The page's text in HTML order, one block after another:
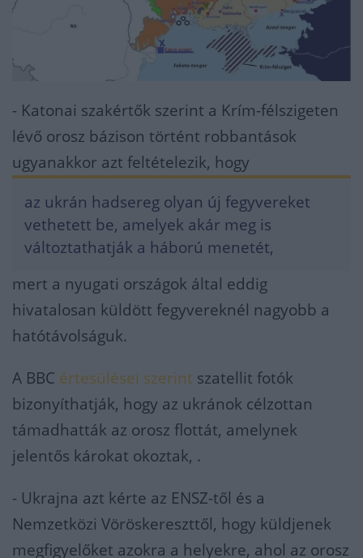
- Katonai szakértők szerint a Krím-félszigeten
lévő orosz bázison történt robbantások
ugyanakkor azt feltételezik, hogy
az ukrán hadsereg olyan új fegyvereket
vethetett be, amelyek akár meg is
változtathatják a háború menetét,
mert a nyugati országok által eddig
hivatalosan küldött fegyvereknél nagyobb a
hatótávolságuk.
A BBC értesülései szerint szatellit fotók
bizonyíthatják, hogy az ukránok célzottan
támadhatták az orosz flottát, amelynek
jelentős károkat okoztak, .
- Ukrajna azt kérte az ENSZ-től és a
Nemzetközi Vöröskereszttől, hogy küldjenek
megfigyelőket azokra a helyekre, ahol az orosz